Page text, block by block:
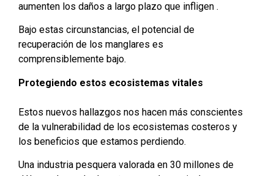
aumenten los daños a largo plazo que infligen .
Bajo estas circunstancias, el potencial de
recuperación de los manglares es
comprensiblemente bajo.
Protegiendo estos ecosistemas vitales
Estos nuevos hallazgos nos hacen más conscientes
de la vulnerabilidad de los ecosistemas costeros y
los beneficios que estamos perdiendo.
Una industria pesquera valorada en 30 millones de